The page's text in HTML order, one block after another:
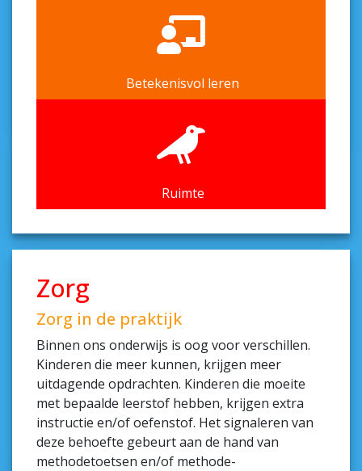
Betekenisvol leren
Ruimte
Zorg
Zorg in de praktijk
Binnen ons onderwijs is oog voor verschillen.
Kinderen die meer kunnen, krijgen meer
uitdagende opdrachten. Kinderen die moeite
met bepaalde leerstof hebben, krijgen extra
instructie en/of oefenstof. Het signaleren van
deze behoefte gebeurt aan de hand van
methodetoetsen en/of methode-